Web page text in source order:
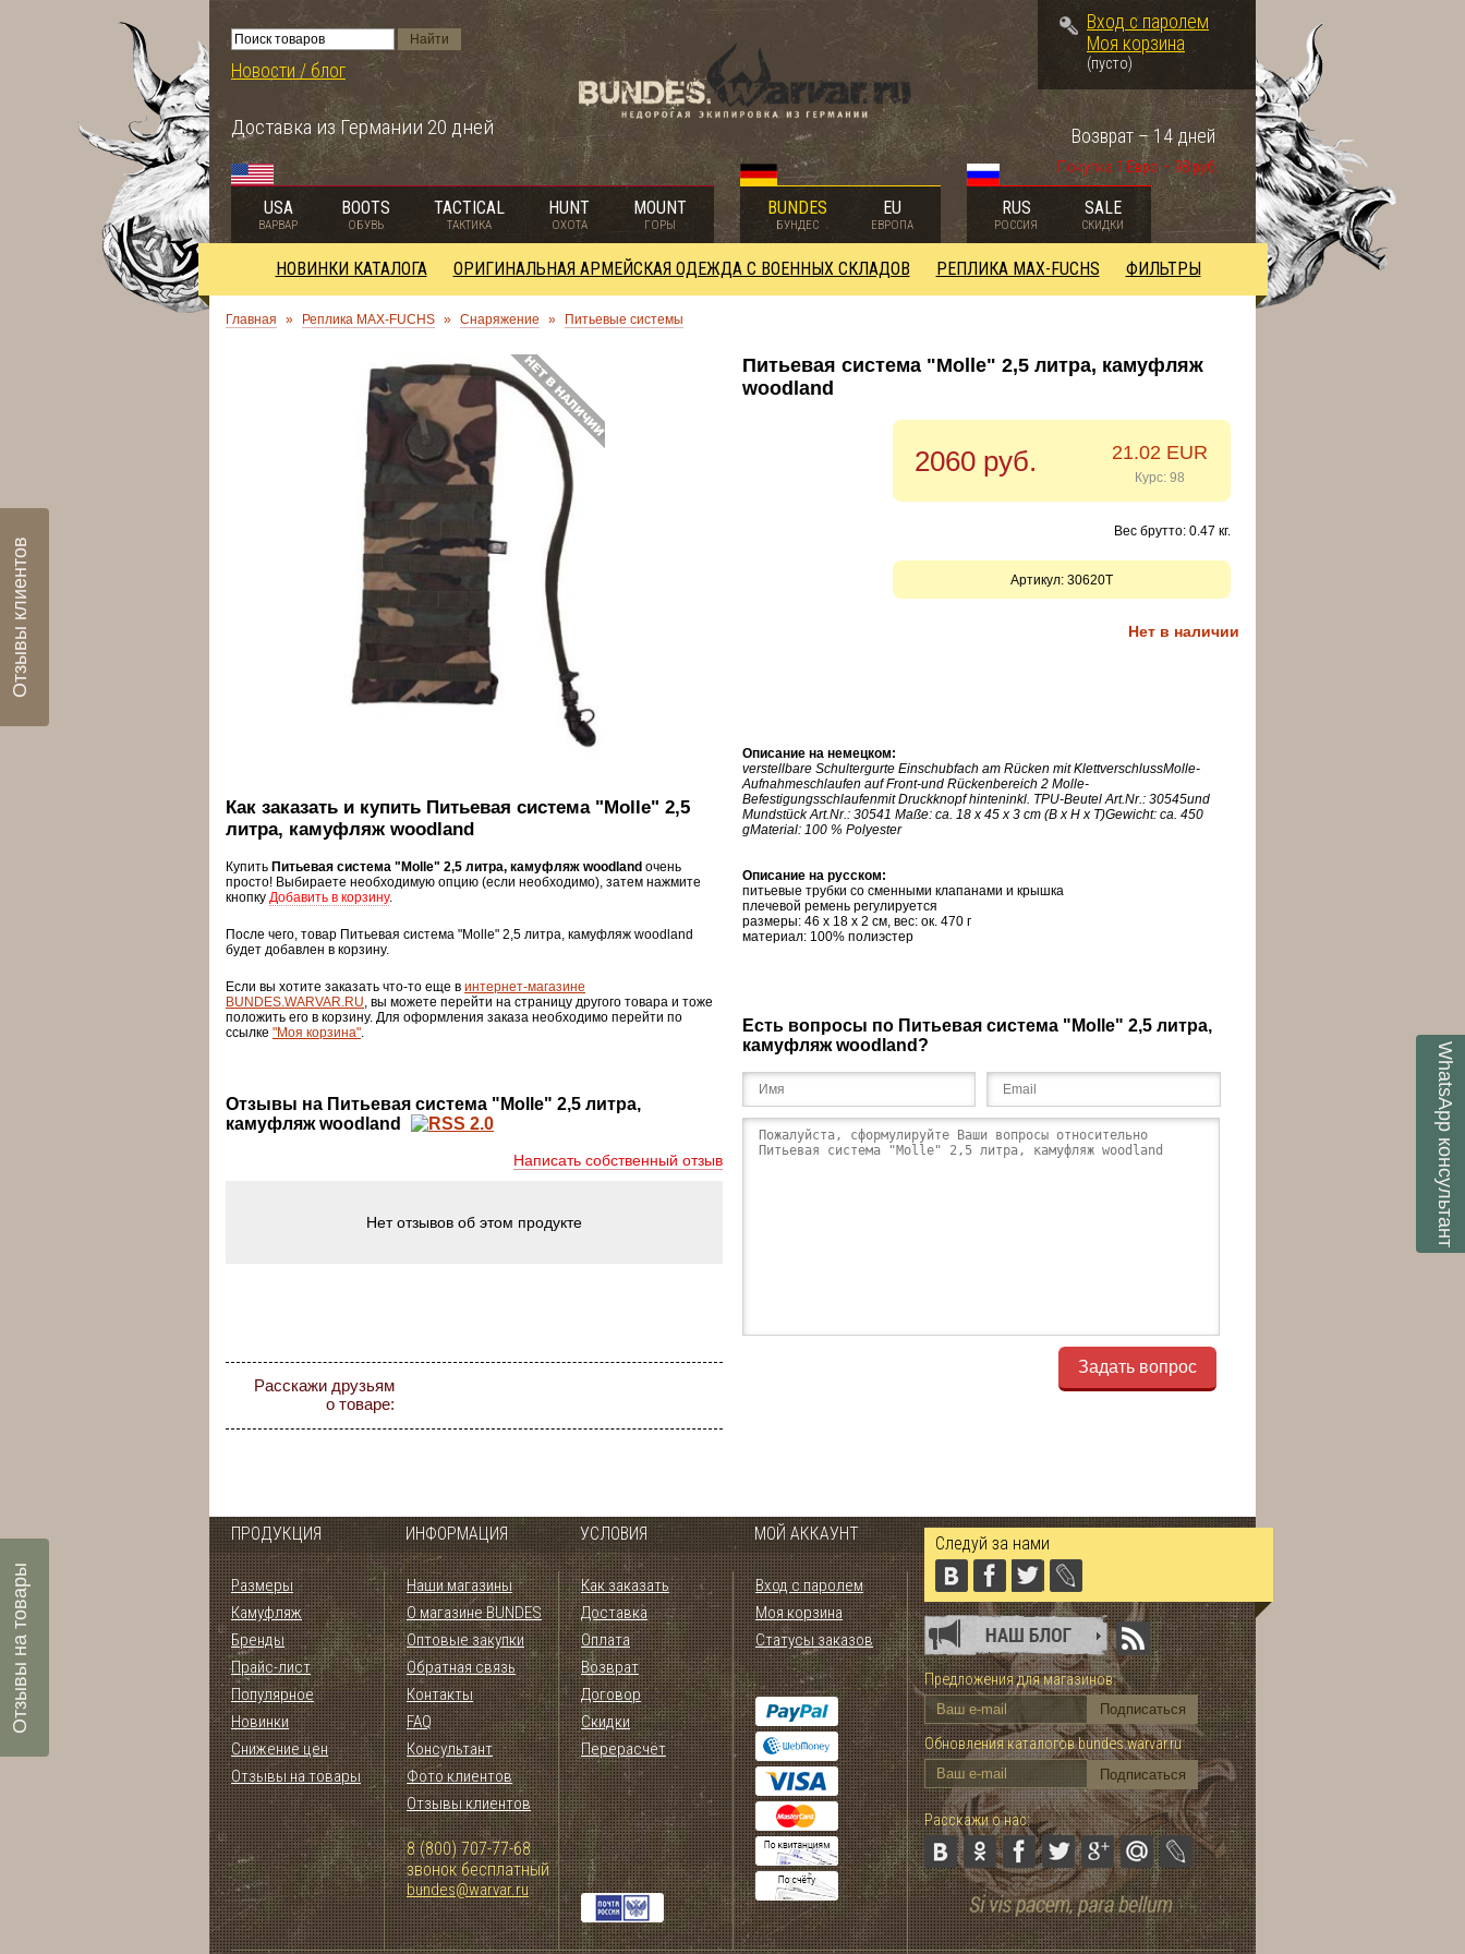
Новости / блог
Доставка из Германии 20 дней
Вход с паролем
Моя корзина
(пусто)
Покупка 1 Евро – 98 руб.
Возврат – 14 дней
USA
ВАРВАР
BOOTS
ОБУВЬ
TACTICAL
ТАКТИКА
HUNT
ОХОТА
MOUNT
ГОРЫ
BUNDES
БУНДЕС
EU
ЕВРОПА
RUS
РОССИЯ
SALE
СКИДКИ
НОВИНКИ КАТАЛОГА ОРИГИНАЛЬНАЯ АРМЕЙСКАЯ ОДЕЖДА С ВОЕННЫХ СКЛАДОВ РЕПЛИКА MAX-FUCHS ФИЛЬТРЫ
Главная » Реплика MAX-FUCHS » Снаряжение » Питьевые системы
Как заказать и купить Питьевая система "Molle" 2,5
литра, камуфляж woodland
Купить Питьевая система "Molle" 2,5 литра, камуфляж woodland очень
просто! Выбираете необходимую опцию (если необходимо), затем нажмите
кнопку Добавить в корзину.
После чего, товар Питьевая система "Molle" 2,5 литра, камуфляж woodland
будет добавлен в корзину.
Если вы хотите заказать что-то еще в интернет-магазине
BUNDES.WARVAR.RU, вы можете перейти на страницу другого товара и тоже
положить его в корзину. Для оформления заказа необходимо перейти по
ссылке "Моя корзина".
Отзывы на Питьевая система "Molle" 2,5 литра,
камуфляж woodland
Написать собственный отзыв
Нет отзывов об этом продукте
Расскажи друзьям
о товаре:
Питьевая система "Molle" 2,5 литра, камуфляж
woodland
2060 руб. 21.02 EUR
Курс: 98
Вес брутто: 0.47 кг.
Артикул: 30620T
Нет в наличии
Описание на немецком:
verstellbare Schultergurte Einschubfach am Rücken mit KlettverschlussMolle-
Aufnahmeschlaufen auf Front-und Rückenbereich 2 Molle-
Befestigungsschlaufenmit Druckknopf hinteninkl. TPU-Beutel Art.Nr.: 30545und
Mundstück Art.Nr.: 30541 Maße: ca. 18 x 45 x 3 cm (B x H x T)Gewicht: ca. 450
gMaterial: 100 % Polyester
Описание на русском:
питьевые трубки со сменными клапанамии крышка
плечевой ремень регулируется
размеры: 46 х 18 х 2 см, вес: ок. 470 г
материал: 100% полиэстер
Есть вопросы по Питьевая система "Molle" 2,5 литра,
камуфляж woodland?
Задать вопрос
ПРОДУКЦИЯ ИНФОРМАЦИЯ УСЛОВИЯ МОЙ АККАУНТ
Размеры
Камуфляж
Бренды
Прайс-лист
Популярное
Новинки
Снижение цен
Отзывы на товары
Наши магазины
О магазине BUNDES
Оптовые закупки
Обратная связь
Контакты
FAQ
Консультант
Фото клиентов
Отзывы клиентов
8 (800) 707-77-68
звонок бесплатный
bundes@warvar.ru
Как заказать
Доставка
Оплата
Возврат
Договор
Скидки
Перерасчёт
Вход с паролем
Моя корзина
Статусы заказов
Следуй за нами
Предложения для магазинов:
Обновления каталогов bundes.warvar.ru
Расскажи о нас:
WhatsApp
консультант
Отзывы клиентов
Отзывы на товары